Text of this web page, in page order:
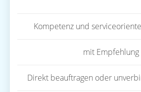
Kompetenz und
mit Empfehlung
Direkt beauftragen oder